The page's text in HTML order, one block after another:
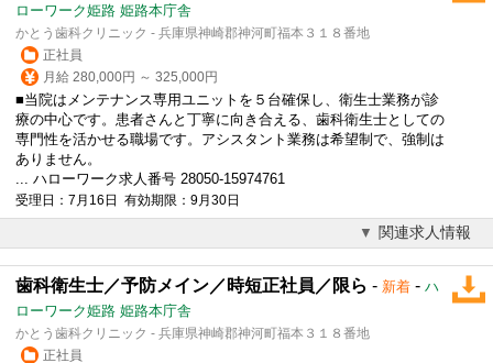
ローワーク姫路 姫路本庁舎
かとう歯科クリニック - 兵庫県神崎郡神河町福本３１８番地
正社員
月給 280,000円 ～ 325,000円
■当院はメンテナンス専用ユニットを５台確保し、衛生士業務が診
療の中心です。患者さんと丁寧に向き合える、歯科衛生士としての
専門性を活かせる職場です。アシスタント業務は希望制で、強制は
ありません。
... ハローワーク求人番号 28050-15974761
受理日：7月16日 有効期限：9月30日
関連求人情報
歯科衛生士／予防メイン／時短正社員／限ら - 新着 - ハ
ローワーク姫路 姫路本庁舎
かとう歯科クリニック - 兵庫県神崎郡神河町福本３１８番地
正社員